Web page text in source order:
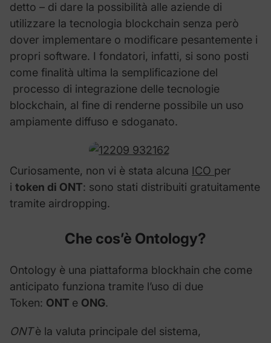
detto – di dare la possibilità alle aziende di
utilizzare la tecnologia blockchain senza però
dover implementare o modificare pesantemente i
propri software. I fondatori, infatti, si sono posti
come finalità ultima la semplificazione del
processo di integrazione delle tecnologie
blockchain, al fine di renderne possibile un uso
ampiamente diffuso e sdoganato.
Curiosamente, non vi è stata alcuna ICO per
i token di ONT: sono stati distribuiti gratuitamente
tramite airdropping.
Che cos’è Ontology?
Ontology è una piattaforma blockhain che come
anticipato funziona tramite l’uso di due
Token: ONT e ONG.
ONT è la valuta principale del sistema,